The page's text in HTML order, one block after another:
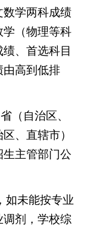
数学两科成绩
学（物理等科
、首选科目
由高到低排
（自治区、
、直辖市）
主管部门公
如未能按专业
剂，学校综